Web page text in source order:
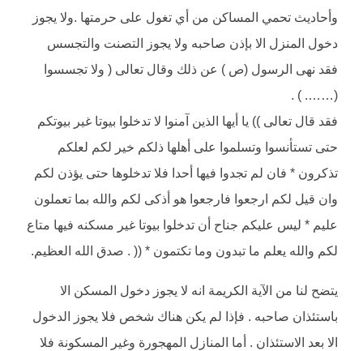
وأحاديث تحمي المساكن من أي تغول على حرمتها .ولا يجوز
دخول المنزل الا بإذن صاحبه ولا يجوز التصنت والتجسس
فقد نهى الرسول (ص ) عن ذلك وقال تعالى ( ولا تجسسوا
(……. ) .
فقد قال تعالى )) يا أيها الذين آمنوا لا تدخلوا بيوتا غير بيوتكم
حتى تستأنسوا وتسلموا على أهلها ذلكم خير لكم لعلكم
تذكرون * فان لم تجدوا فيها أحدا فلا تدخلوها حتى يؤذن لكم
وان قيل لكم ارجعوا فارجعوا هو أذكى لكم والله بما تعملون
عليم * ليس عليكم جناح أن تدخلوا بيوتا غير مسكنه فيها متاع
لكم والله يعلم ما تبدون وما تكتمون * (( . صدق الله العظيم.
يتضح لنا من الآية الكريمة انه لا يجوز دخول المسكن الا
باستئذان صاحبه . فإذا لم يكن هناك شخص فلا يجوز الدخول
الا بعد الاستئذان . أما المنازل المهجورة وغير المسكونة فلا